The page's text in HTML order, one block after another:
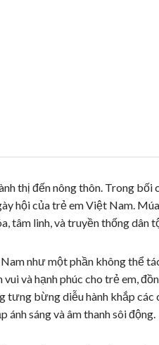
thị đến nông thôn. Trong bối
hội của trẻ em Việt Nam.
tâm linh, và truyền thống dân
như một phần không thể
và hạnh phúc cho trẻ em,
tưng bừng diễu hành khắp các
ánh sáng và âm thanh sôi động.